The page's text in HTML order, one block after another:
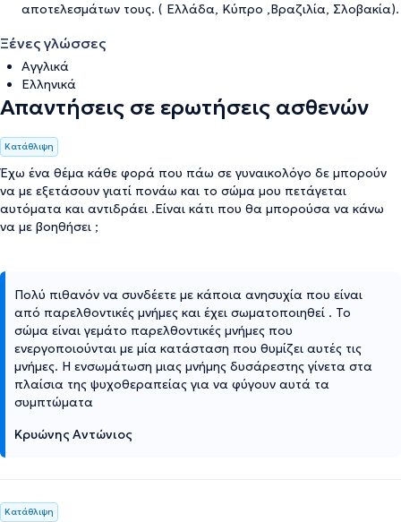
αποτελεσμάτων τους. ( Ελλάδα, Κύπρο ,Βραζιλία, Σλοβακία).
Ξένες γλώσσες
Αγγλικά
Ελληνικά
Απαντήσεις σε ερωτήσεις ασθενών
Κατάθλιψη
Έχω ένα θέμα κάθε φορά που πάω σε γυναικολόγο δε μπορούν
να με εξετάσουν γιατί πονάω και το σώμα μου πετάγεται
αυτόματα και αντιδράει .Είναι κάτι που θα μπορούσα να κάνω
να με βοηθήσει ;
Πολύ πιθανόν να συνδέετε με κάποια ανησυχία που είναι
από παρελθοντικές μνήμες και έχει σωματοποιηθεί . Το
σώμα είναι γεμάτο παρελθοντικές μνήμες που
ενεργοποιούνται με μία κατάσταση που θυμίζει αυτές τις
μνήμες. Η ενσωμάτωση μιας μνήμης δυσάρεστης γίνετα στα
πλαίσια της ψυχοθεραπείας για να φύγουν αυτά τα
συμπτώματα
Κρυώνης Αντώνιος
Κατάθλιψη